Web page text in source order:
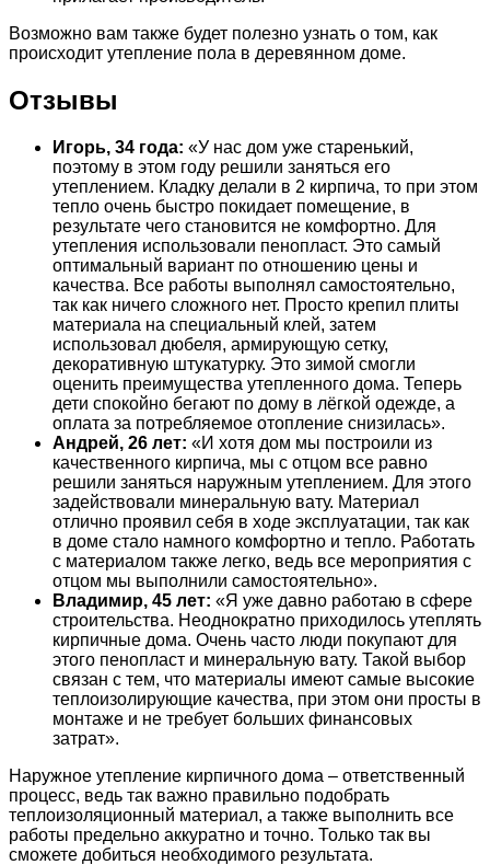
Возможно вам также будет полезно узнать о том, как
происходит утепление пола в деревянном доме.
Отзывы
Игорь, 34 года: «У нас дом уже старенький,
поэтому в этом году решили заняться его
утеплением. Кладку делали в 2 кирпича, то при этом
тепло очень быстро покидает помещение, в
результате чего становится не комфортно. Для
утепления использовали пенопласт. Это самый
оптимальный вариант по отношению цены и
качества. Все работы выполнял самостоятельно,
так как ничего сложного нет. Просто крепил плиты
материала на специальный клей, затем
использовал дюбеля, армирующую сетку,
декоративную штукатурку. Это зимой смогли
оценить преимущества утепленного дома. Теперь
дети спокойно бегают по дому в лёгкой одежде, а
оплата за потребляемое отопление снизилась».
Андрей, 26 лет: «И хотя дом мы построили из
качественного кирпича, мы с отцом все равно
решили заняться наружным утеплением. Для этого
задействовали минеральную вату. Материал
отлично проявил себя в ходе эксплуатации, так как
в доме стало намного комфортно и тепло. Работать
с материалом также легко, ведь все мероприятия с
отцом мы выполнили самостоятельно».
Владимир, 45 лет: «Я уже давно работаю в сфере
строительства. Неоднократно приходилось утеплять
кирпичные дома. Очень часто люди покупают для
этого пенопласт и минеральную вату. Такой выбор
связан с тем, что материалы имеют самые высокие
теплоизолирующие качества, при этом они просты в
монтаже и не требует больших финансовых
затрат».
Наружное утепление кирпичного дома – ответственный
процесс, ведь так важно правильно подобрать
теплоизоляционный материал, а также выполнить все
работы предельно аккуратно и точно. Только так вы
сможете добиться необходимого результата.